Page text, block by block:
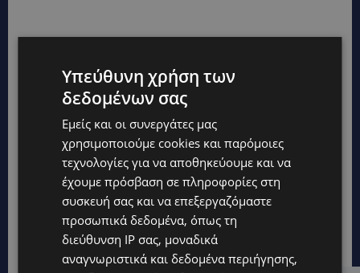
Υπεύθυνη χρήση των
δεδομένων σας
Εμείς και οι συνεργάτες μας
χρησιμοποιούμε cookies και παρόμοιες
τεχνολογίες για να αποθηκεύουμε και να
έχουμε πρόσβαση σε πληροφορίες στη
συσκευή σας και να επεξεργαζόμαστε
προσωπικά δεδομένα, όπως τη
διεύθυνση IP σας, μοναδικά
αναγνωριστικά και δεδομένα περιήγησης,